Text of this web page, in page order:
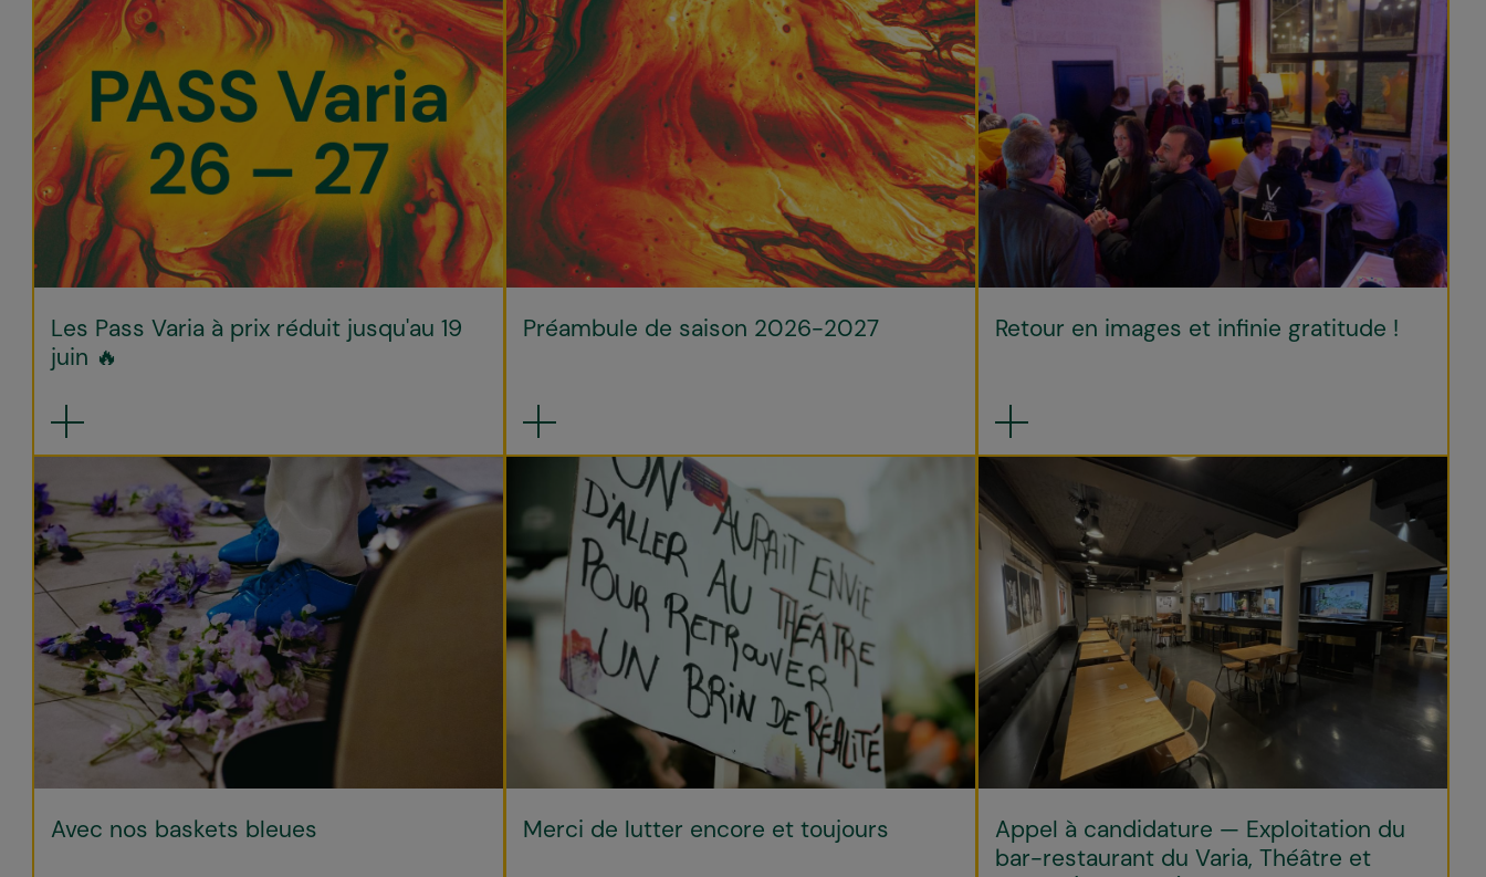
Les Pass Varia à prix réduit jusqu'au 19
juin 🔥
Préambule de saison 2026-2027 Retour en images et infinie gratitude !
Avec nos baskets bleues Merci de lutter encore et toujours
Appel à candidature — Exploitation du
bar-restaurant du Varia, Théâtre et